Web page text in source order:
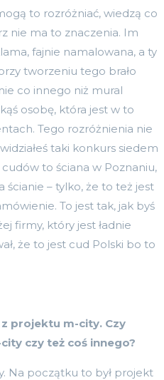
to rozróżniać, wiedzą co
nie ma to znaczenia. Im
fajnie namalowana, a ty
tworzeniu tego brało
co innego niż mural
osobę, która jest w to
Tego rozróżnienia nie
taki konkurs siedem
to ściana w Poznaniu,
– tylko, że to też jest
To jest tak, jak byś
firmy, który jest ładnie
że to jest cud Polski bo to
z projektu m-city. Czy
czy też coś innego?
Na początku to był projekt